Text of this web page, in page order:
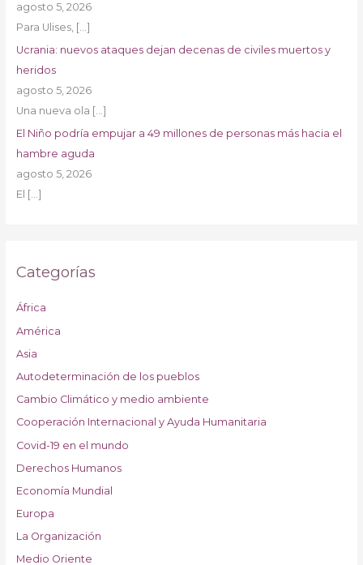
agosto 5, 2026
Para Ulises, […]
Ucrania: nuevos ataques dejan decenas de civiles muertos y
heridos
agosto 5, 2026
Una nueva ola […]
El Niño podría empujar a 49 millones de personas más hacia el
hambre aguda
agosto 5, 2026
El […]
Categorías
África
América
Asia
Autodeterminación de los pueblos
Cambio Climático y medio ambiente
Cooperación Internacional y Ayuda Humanitaria
Covid-19 en el mundo
Derechos Humanos
Economía Mundial
Europa
La Organización
Medio Oriente